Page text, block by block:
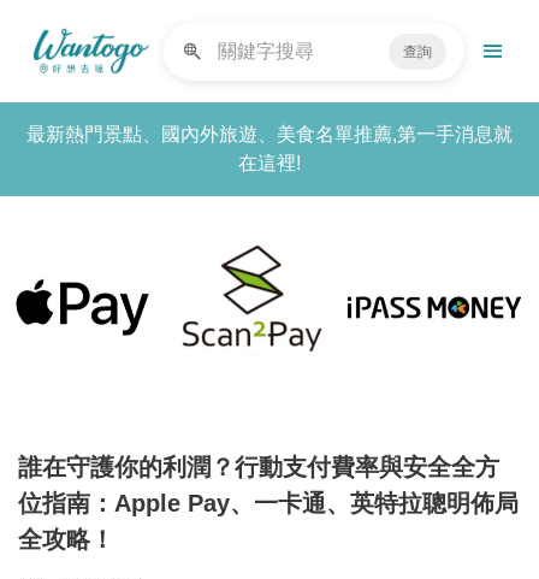
查詢
最新熱門景點、國內外旅遊、美食名單推薦,第一手消息就
在這裡!
誰在守護你的利潤？行動支付費率與安全全方
位指南：Apple Pay、一卡通、英特拉聰明佈局
全攻略！